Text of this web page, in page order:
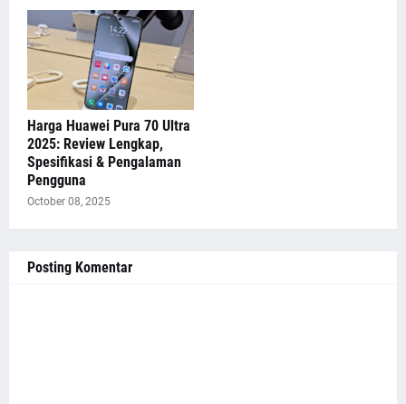
Harga Huawei Pura 70 Ultra
2025: Review Lengkap,
Spesifikasi & Pengalaman
Pengguna
October 08, 2025
Posting Komentar